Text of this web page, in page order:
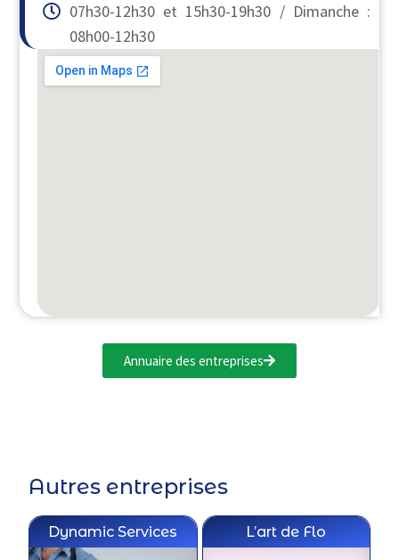
07h30-12h30 et 15h30-19h30 / Dimanche :
08h00-12h30
Annuaire des entreprises
Autres entreprises
Dynamic Services L’art de Flo